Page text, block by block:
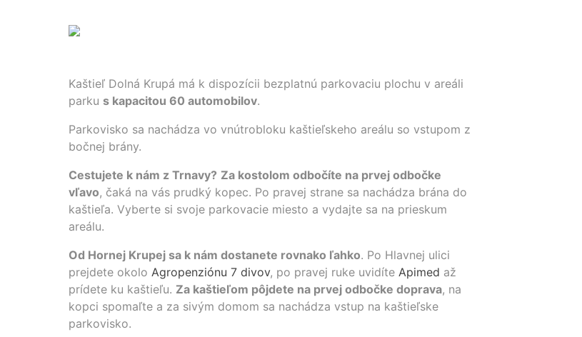
Kaštieľ Dolná Krupá má k dispozícii bezplatnú parkovaciu plochu v areáli
parku s kapacitou 60 automobilov.
Parkovisko sa nachádza vo vnútrobloku kaštieľskeho areálu so vstupom z
bočnej brány.
Cestujete k nám z Trnavy? Za kostolom odbočíte na prvej odbočke
vľavo, čaká na vás prudký kopec. Po pravej strane sa nachádza brána do
kaštieľa. Vyberte si svoje parkovacie miesto a vydajte sa na prieskum
areálu.
Od Hornej Krupej sa k nám dostanete rovnako ľahko. Po Hlavnej ulici
prejdete okolo Agropenziónu 7 divov, po pravej ruke uvidíte Apimed až
prídete ku kaštieľu. Za kaštieľom pôjdete na prvej odbočke doprava, na
kopci spomaľte a za sivým domom sa nachádza vstup na kaštieľske
parkovisko.